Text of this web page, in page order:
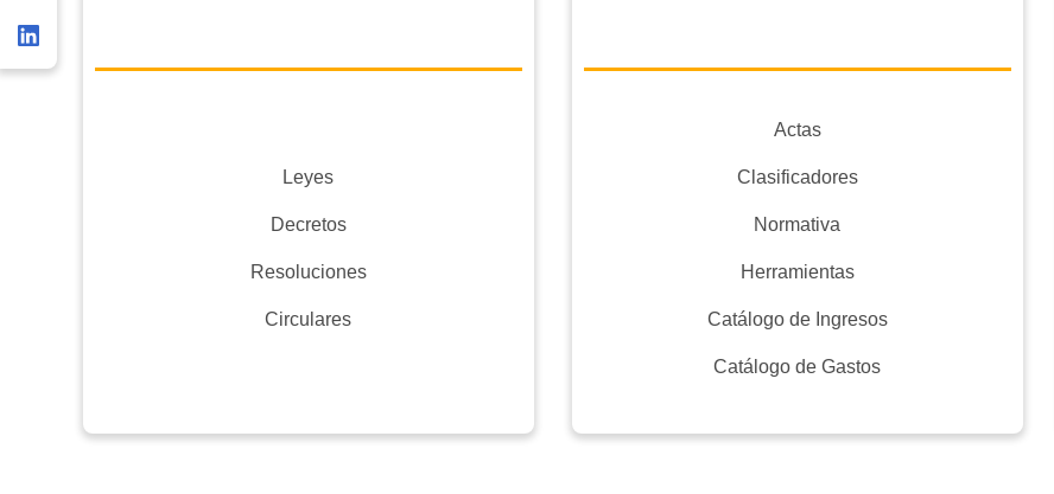
Leyes
Decretos
Resoluciones
Circulares
Actas
Clasificadores
Normativa
Herramientas
Catálogo de Ingresos
Catálogo de Gastos